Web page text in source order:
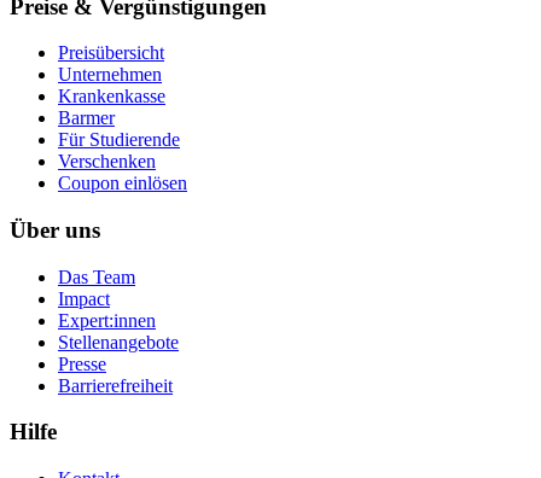
Preise & Vergünstigungen
Preisübersicht
Unternehmen
Krankenkasse
Barmer
Für Studierende
Ver­schen­ken
Coupon einlösen
Über uns
Das Team
Impact
Expert:innen
Stellenangebote
Presse
Barrierefreiheit
Hilfe